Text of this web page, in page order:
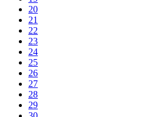
20
21
22
23
24
25
26
27
28
29